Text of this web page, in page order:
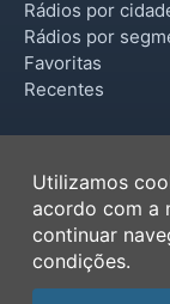
Rádios por
Rádios por
Favoritas
Recentes
Termos de Uso
Política de
Ferramentas
Contato
Utilizamos
acordo com a
continuar
condições.